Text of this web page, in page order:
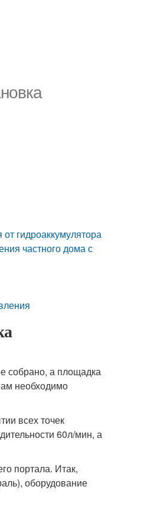
гидроаккумулятора
частного дома с
собрано, а площадка
необходимо
всех точек
60л/мин, а
портала. Итак,
оборудование